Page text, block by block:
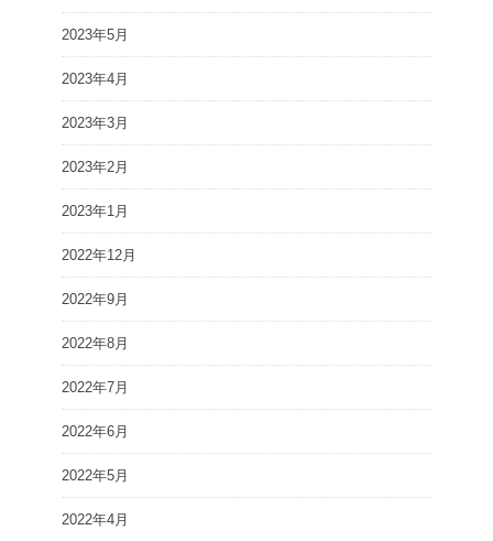
2023年5月
2023年4月
2023年3月
2023年2月
2023年1月
2022年12月
2022年9月
2022年8月
2022年7月
2022年6月
2022年5月
2022年4月